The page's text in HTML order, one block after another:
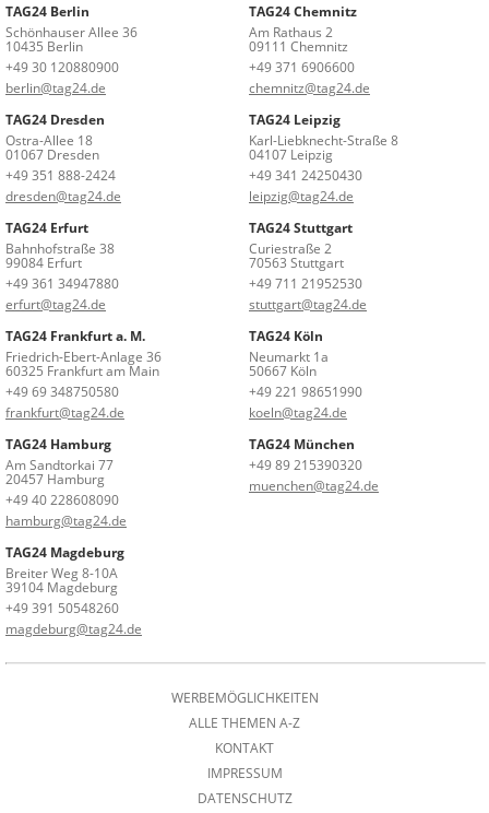
TAG24 Berlin
Schönhauser Allee 36
10435 Berlin
+49 30 120880900
berlin@tag24.de
TAG24 Chemnitz
Am Rathaus 2
09111 Chemnitz
+49 371 6906600
chemnitz@tag24.de
TAG24 Dresden
Ostra-Allee 18
01067 Dresden
+49 351 888-2424
dresden@tag24.de
TAG24 Leipzig
Karl-Liebknecht-Straße 8
04107 Leipzig
+49 341 24250430
leipzig@tag24.de
TAG24 Erfurt
Bahnhofstraße 38
99084 Erfurt
+49 361 34947880
erfurt@tag24.de
TAG24 Stuttgart
Curiestraße 2
70563 Stuttgart
+49 711 21952530
stuttgart@tag24.de
TAG24 Frankfurt a. M.
Friedrich-Ebert-Anlage 36
60325 Frankfurt am Main
+49 69 348750580
frankfurt@tag24.de
TAG24 Köln
Neumarkt 1a
50667 Köln
+49 221 98651990
koeln@tag24.de
TAG24 Hamburg
Am Sandtorkai 77
20457 Hamburg
+49 40 228608090
hamburg@tag24.de
TAG24 München
+49 89 215390320
muenchen@tag24.de
TAG24 Magdeburg
Breiter Weg 8-10A
39104 Magdeburg
+49 391 50548260
magdeburg@tag24.de
WERBEMÖGLICHKEITEN
ALLE THEMEN A-Z
KONTAKT
IMPRESSUM
DATENSCHUTZ